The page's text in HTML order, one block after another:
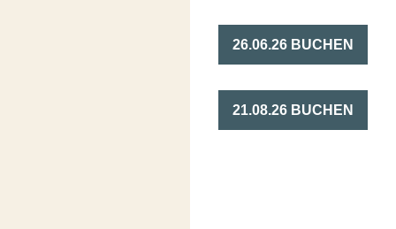
26.06.26 BUCHEN
21.08.26 BUCHEN